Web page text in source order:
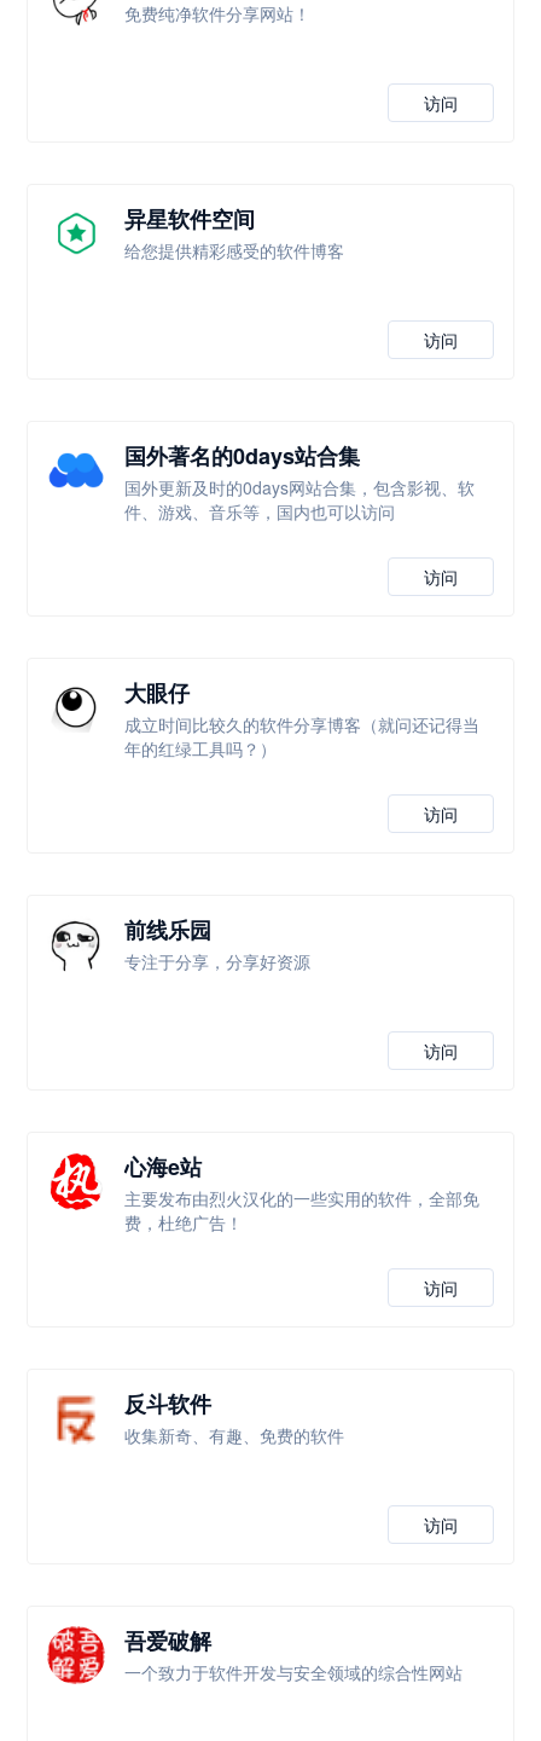
免费纯净软件分享网站！
访问
异星软件空间
给您提供精彩感受的软件博客
访问
国外著名的0days站合集
国外更新及时的0days网站合集，包含影视、软
件、游戏、音乐等，国内也可以访问
访问
大眼仔
成立时间比较久的软件分享博客（就问还记得当
年的红绿工具吗？）
访问
前线乐园
专注于分享，分享好资源
访问
心海e站
主要发布由烈火汉化的一些实用的软件，全部免
费，杜绝广告！
访问
反斗软件
收集新奇、有趣、免费的软件
访问
吾爱破解
一个致力于软件开发与安全领域的综合性网站